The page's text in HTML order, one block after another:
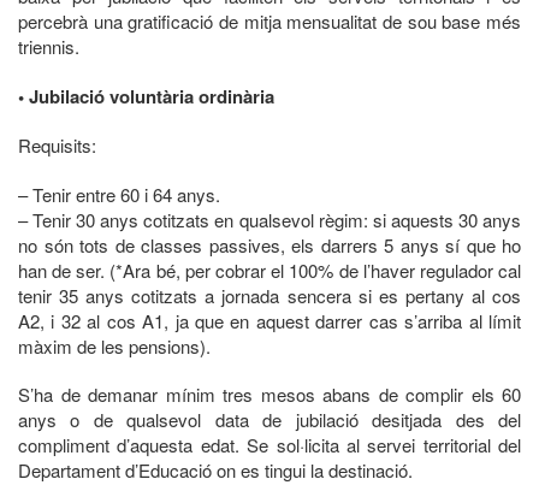
percebrà una gratificació de mitja mensualitat de sou base més
triennis.
• Jubilació voluntària ordinària
Requisits:
– Tenir entre 60 i 64 anys.
– Tenir 30 anys cotitzats en qualsevol règim: si aquests 30 anys
no són tots de classes passives, els darrers 5 anys sí que ho
han de ser. (*Ara bé, per cobrar el 100% de l’haver regulador cal
tenir 35 anys cotitzats a jornada sencera si es pertany al cos
A2, i 32 al cos A1, ja que en aquest darrer cas s’arriba al límit
màxim de les pensions).
S’ha de demanar mínim tres mesos abans de complir els 60
anys o de qualsevol data de jubilació desitjada des del
compliment d’aquesta edat. Se sol·licita al servei territorial del
Departament d’Educació on es tingui la destinació.